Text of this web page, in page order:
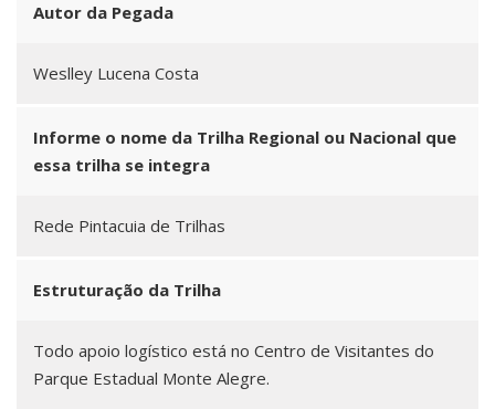
Autor da Pegada
Weslley Lucena Costa
Informe o nome da Trilha Regional ou Nacional que
essa trilha se integra
Rede Pintacuia de Trilhas
Estruturação da Trilha
Todo apoio logístico está no Centro de Visitantes do
Parque Estadual Monte Alegre.